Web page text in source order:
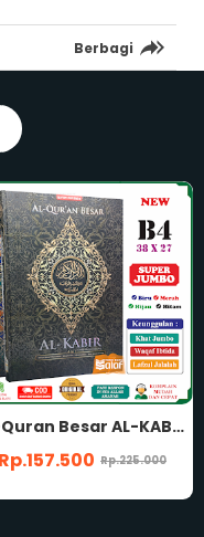
Berbagi
Al-Quran Ash-Shahib TAJWID A4 HC NONTERJEMAH Rasm Utsmani Madinah Waqaf Ibtida' Panduan Musykilat Al-Qur'an Ash-Shohib Ash Shahib Penerbit Hilal Media
Rp.115.500 Rp.165.000